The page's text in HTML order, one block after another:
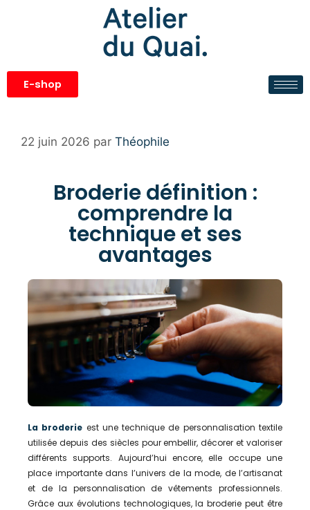
E-shop
22 juin 2026 par Théophile
Broderie définition :
comprendre la
technique et ses
avantages
La broderie est une technique de personnalisation textile
utilisée depuis des siècles pour embellir, décorer et valoriser
différents supports. Aujourd’hui encore, elle occupe une
place importante dans l’univers de la mode, de l’artisanat
et de la personnalisation de vêtements professionnels.
Grâce aux évolutions technologiques, la broderie peut être